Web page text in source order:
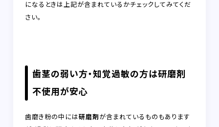
になるときは上記が含まれているかチェックしてみてくだ
さい。
歯茎の弱い方・知覚過敏の方は研磨剤
不使用が安心
歯磨き粉の中には研磨剤が含まれているものもあります